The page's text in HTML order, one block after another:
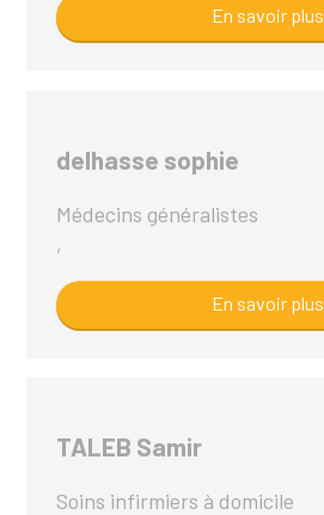
En savoir plus
delhasse sophie
Médecins généralistes
,
En savoir plus
TALEB Samir
Soins infirmiers à domicile